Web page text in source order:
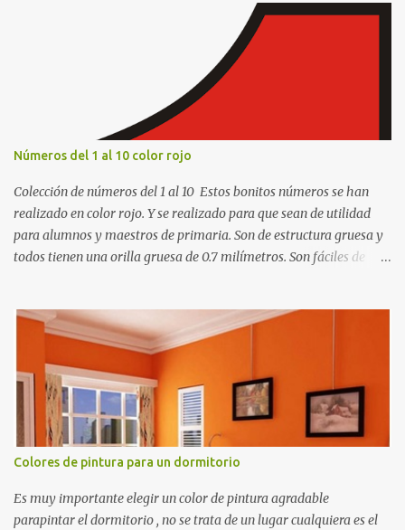
Números del 1 al 10 color rojo
Colección de números del 1 al 10 Estos bonitos números se han
realizado en color rojo. Y se realizado para que sean de utilidad
para alumnos y maestros de primaria. Son de estructura gruesa y
todos tienen una orilla gruesa de 0.7 milímetros. Son fáciles de
matemáticos, para decorar los cumpleaños de los niños, entre
otras cosas.
Colores de pintura para un dormitorio
Es muy importante elegir un color de pintura agradable
parapintar el dormitorio , no se trata de un lugar cualquiera es el